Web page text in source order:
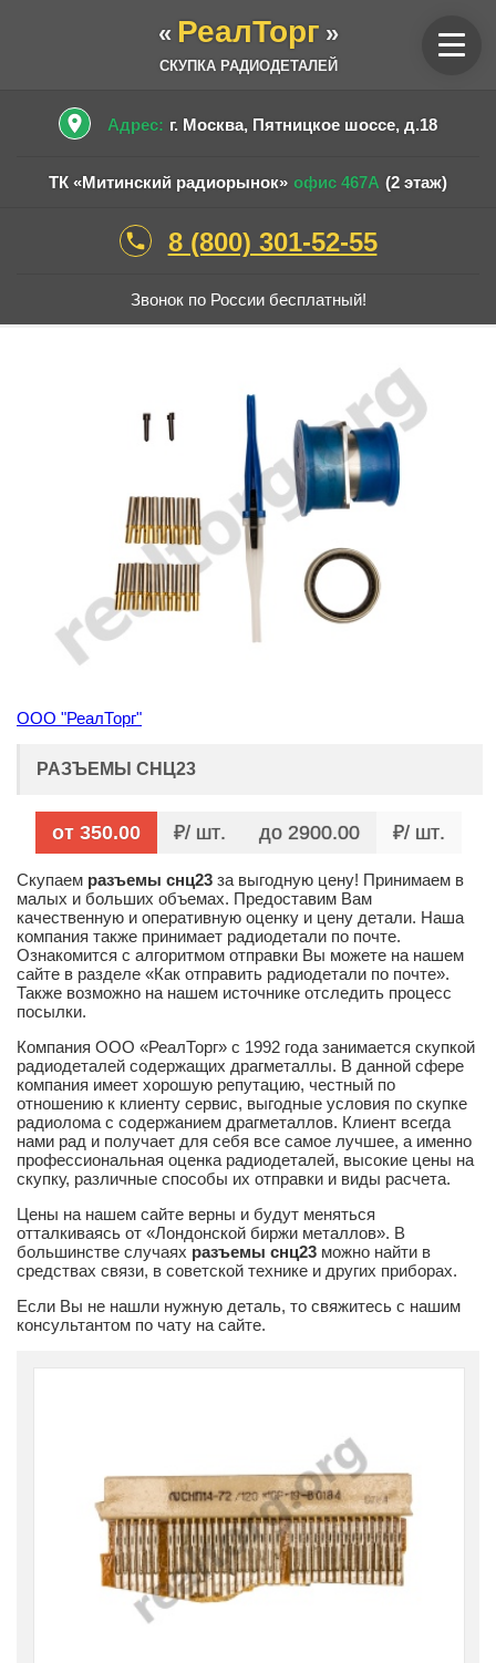
« РеалТорг »
СКУПКА РАДИОДЕТАЛЕЙ
place Адрес: г. Москва, Пятницкое шоссе, д.18
ТК «Митинский радиорынок» офис 467А (2 этаж)
phone 8 (800) 301-52-55
Звонок по России бесплатный!
ООО "РеалТорг"
РАЗЪЕМЫ СНЦ23
от 350.00 / шт до 2900.00 / шт
Скупаем разъемы снц23 за выгодную цену! Принимаем в
малых и больших объемах. Предоставим Вам
качественную и оперативную оценку и цену детали. Наша
компания также принимает радиодетали по почте.
Ознакомится с алгоритмом отправки Вы можете на нашем
сайте в разделе «Как отправить радиодетали по почте».
Также возможно на нашем источнике отследить процесс
посылки.
Компания ООО «РеалТорг» с 1992 года занимается скупкой
радиодеталей содержащих драгметаллы. В данной сфере
компания имеет хорошую репутацию, честный по
отношению к клиенту сервис, выгодные условия по скупке
радиолома с содержанием драгметаллов. Клиент всегда
нами рад и получает для себя все самое лучшее, а именно
профессиональная оценка радиодеталей, высокие цены на
скупку, различные способы их отправки и виды расчета.
Цены на нашем сайте верны и будут меняться
отталкиваясь от «Лондонской биржи металлов». В
большинстве случаях разъемы снц23 можно найти в
средствах связи, в советской технике и других приборах.
Если Вы не нашли нужную деталь, то свяжитесь с нашим
консультантом по чату на сайте.